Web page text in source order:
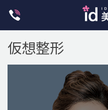
仮想整形